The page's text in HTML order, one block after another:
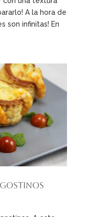
A la hora de
son infinitas! En